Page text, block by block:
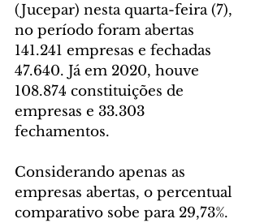
(Jucepar) nesta quarta-feira (7),
no período foram abertas
141.241 empresas e fechadas
47.640. Já em 2020, houve
108.874 constituições de
empresas e 33.303
fechamentos.
Considerando apenas as
empresas abertas, o percentual
comparativo sobe para 29,73%.